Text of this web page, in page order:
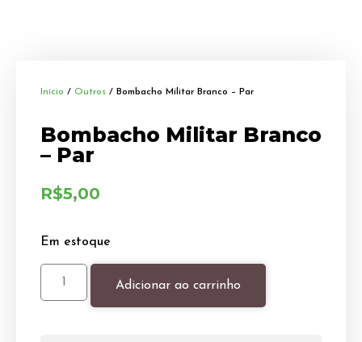
Início / Outros / Bombacho Militar Branco – Par
Bombacho Militar Branco
– Par
R$5,00
Em estoque
Adicionar ao carrinho